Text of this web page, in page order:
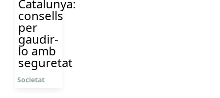
Catalunya:
consells
per
gaudir-
lo amb
seguretat
Societat